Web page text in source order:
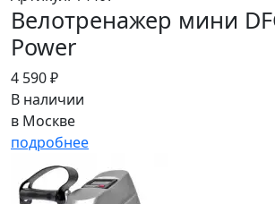
Велотренажер мини
Power
4 590 ₽
В наличии
в Москве
подробнее